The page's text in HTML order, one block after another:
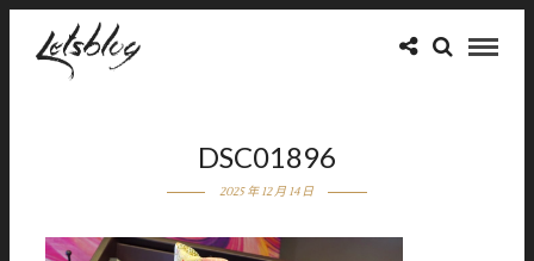
DSC01896
2025 年 12 月 14 日